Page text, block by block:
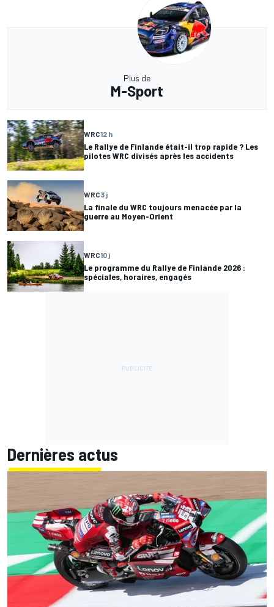
Plus de
M-Sport
WRC12 h
Le Rallye de Finlande était-il trop rapide ? Les
pilotes WRC divisés après les accidents
WRC3 j
La finale du WRC toujours menacée par la
guerre au Moyen-Orient
WRC10 j
Le programme du Rallye de Finlande 2026 :
spéciales, horaires, engagés
Dernières actus